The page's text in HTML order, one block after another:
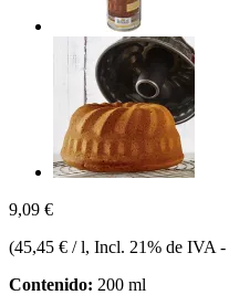
9,09 €
(45,45 € / l, Incl. 21% de IVA -
Contenido: 200 ml